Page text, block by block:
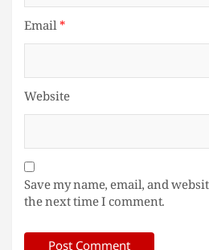
Email*
Website
Save my name, email, and
the next time I comment.